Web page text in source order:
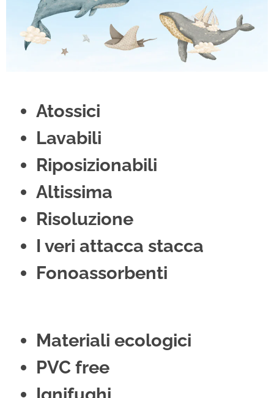
Atossici
Lavabili
Riposizionabili
Altissima
Risoluzione
I veri attacca stacca
Fonoassorbenti
Materiali ecologici
PVC free